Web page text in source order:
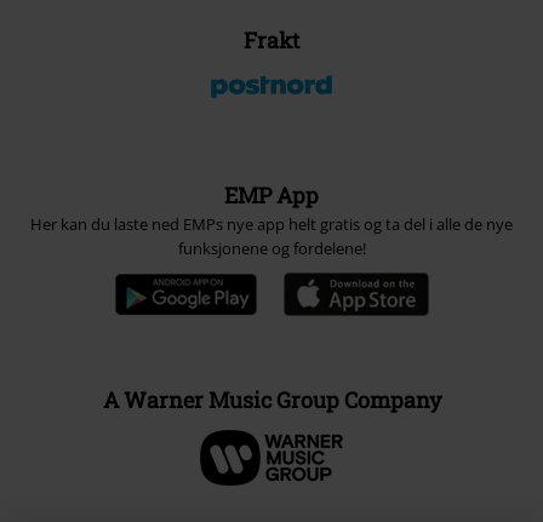
Frakt
EMP App
Her kan du laste ned EMPs nye app helt gratis og ta del i alle de nye
funksjonene og fordelene!
A Warner Music Group Company